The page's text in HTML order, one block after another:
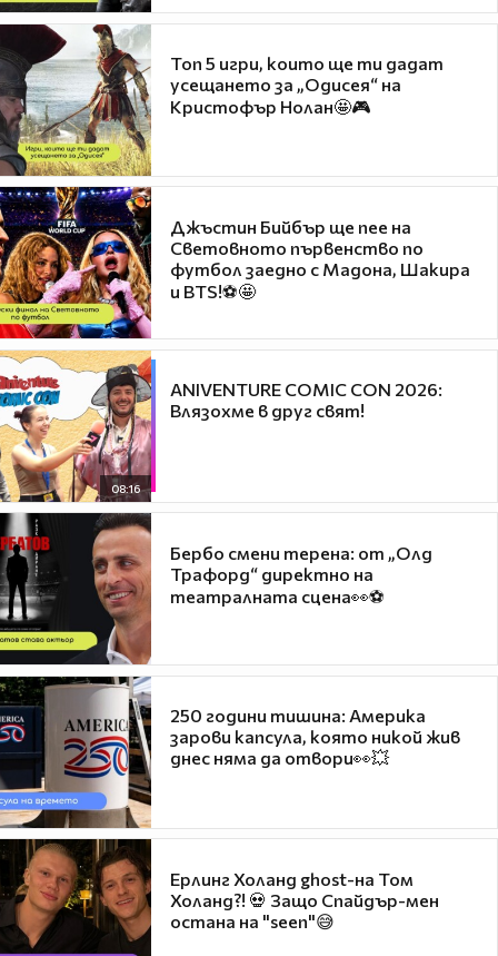
Топ 5 игри, които ще ти дадат
усещането за „Одисея“ на
Кристофър Нолан🤩🎮
Джъстин Бийбър ще пее на
Световното първенство по
футбол заедно с Мадона, Шакира
и BTS!⚽🤩
08:16
ANIVENTURE COMIC CON 2026:
Влязохме в друг свят!
Бербо смени терена: от „Олд
Трафорд“ директно на
театралната сцена👀⚽
250 години тишина: Америка
зарови капсула, която никой жив
днес няма да отвори👀💥
Ерлинг Холанд ghost-на Том
Холанд?! 💀 Защо Спайдър-мен
остана на "seen"😅